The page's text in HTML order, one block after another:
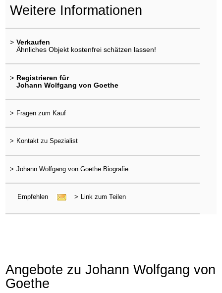
Weitere Informationen
> Verkaufen
Ähnliches Objekt kostenfrei schätzen lassen!
> Registrieren für
Johann Wolfgang von Goethe
> Fragen zum Kauf
> Kontakt zu Spezialist
> Johann Wolfgang von Goethe Biografie
Empfehlen > Link zum Teilen
Angebote zu Johann Wolfgang von
Goethe